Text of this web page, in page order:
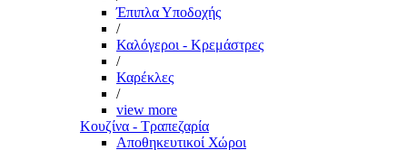
Έπιπλα Υποδοχής
/
Καλόγεροι - Κρεμάστρες
/
Καρέκλες
/
view more
Κουζίνα - Τραπεζαρία
Αποθηκευτικοί Χώροι